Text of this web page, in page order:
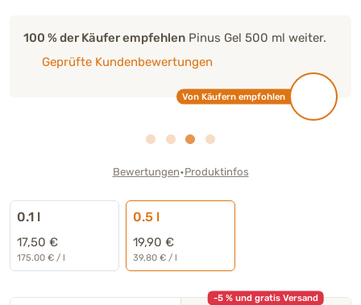
100 % der Käufer empfehlen Pinus Gel 500 ml weiter.
Geprüfte Kundenbewertungen
Von Käufern empfohlen
Bewertungen•Produktinfos
0.1 l
17,50 €
175.00 € / l
0.5 l
19,90 €
39,80 € / l
-5 % und gratis Versand